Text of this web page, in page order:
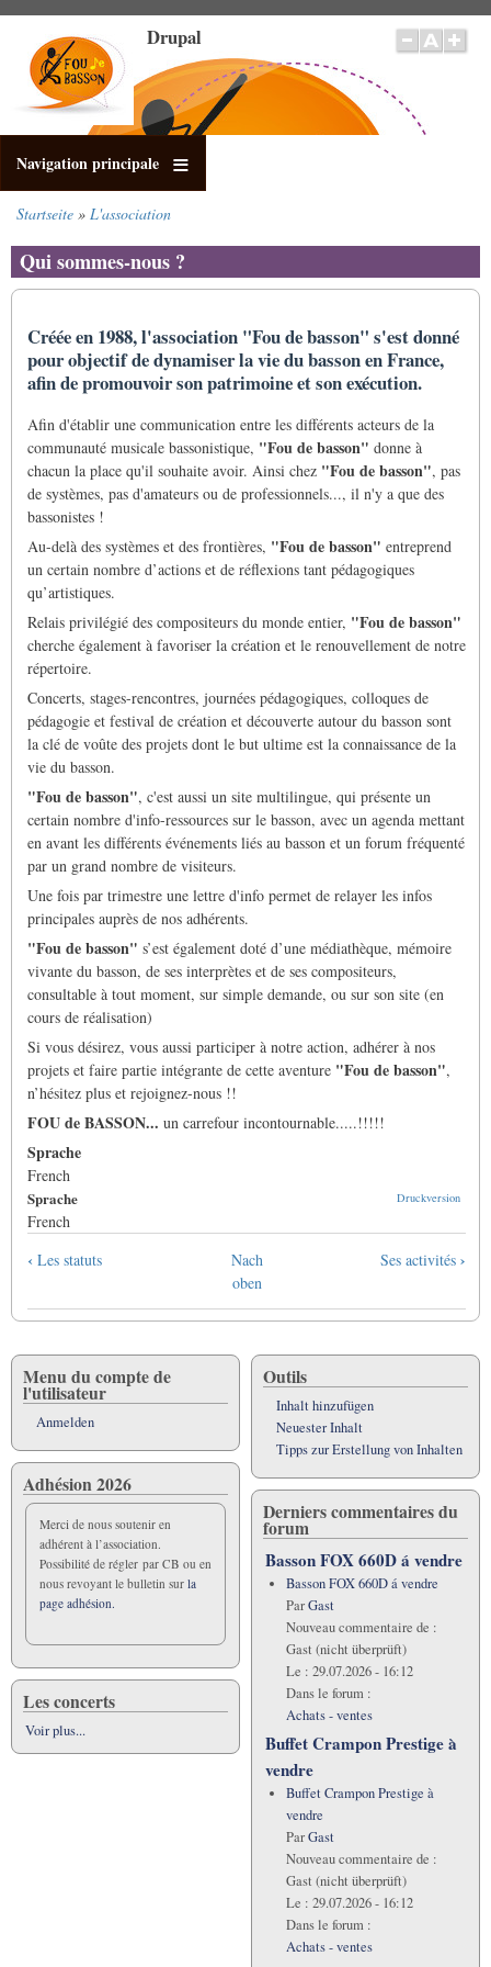
Inhalt
Drupal
Navigation principale
Startseite L'association
Qui sommes-nous ?
Créée en 1988, l'association "Fou de basson" s'est donné
pour objectif de dynamiser la vie du basson en France,
afin de promouvoir son patrimoine et son exécution.
Afin d'établir une communication entre les différents acteurs de la
communauté musicale bassonistique, "Fou de basson" donne à
chacun la place qu'il souhaite avoir. Ainsi chez "Fou de basson", pas
de systèmes, pas d'amateurs ou de professionnels..., il n'y a que des
bassonistes !
Au-delà des systèmes et des frontières, "Fou de basson" entreprend
un certain nombre d’actions et de réflexions tant pédagogiques
qu’artistiques.
Relais privilégié des compositeurs du monde entier, "Fou de basson"
cherche également à favoriser la création et le renouvellement de notre
répertoire.
Concerts, stages-rencontres, journées pédagogiques, colloques de
pédagogie et festival de création et découverte autour du basson sont
la clé de voûte des projets dont le but ultime est la connaissance de la
vie du basson.
"Fou de basson", c'est aussi un site multilingue, qui présente un
certain nombre d'info-ressources sur le basson, avec un agenda mettant
en avant les différents événements liés au basson et un forum fréquenté
par un grand nombre de visiteurs.
Une fois par trimestre une lettre d'info permet de relayer les infos
principales auprès de nos adhérents.
"Fou de basson" s’est également doté d’une médiathèque, mémoire
vivante du basson, de ses interprètes et de ses compositeurs,
consultable à tout moment, sur simple demande, ou sur son site (en
cours de réalisation)
Si vous désirez, vous aussi participer à notre action, adhérer à nos
projets et faire partie intégrante de cette aventure "Fou de basson",
n’hésitez plus et rejoignez-nous !!
FOU de BASSON... un carrefour incontournable.....!!!!!
Sprache
French
Druckversion
Sprache
French
Links
das
Blättern
im
Buch
Qui
sommes-
nous
?
‹ Les statuts
Nach
oben
Ses activités ›
Menu du compte de
l'utilisateur
Anmelden
Adhésion 2026
Merci de nous soutenir en
adhérent à l’association.
Possibilité de régler par CB ou en
nous revoyant le bulletin sur la
page adhésion.
Les concerts
Voir plus...
Outils
Inhalt hinzufügen
Neuester Inhalt
Tipps zur Erstellung von Inhalten
Derniers commentaires du
forum
Basson FOX 660D á vendre
Basson FOX 660D á vendre
ParGast
Nouveau commentaire de :
Gast (nicht überprüft)
Le : 29.07.2026 - 16:12
Dans le forum :
Achats - ventes
Buffet Crampon Prestige à
vendre
Buffet Crampon Prestige à
vendre
ParGast
Nouveau commentaire de :
Gast (nicht überprüft)
Le : 29.07.2026 - 16:12
Dans le forum :
Achats - ventes